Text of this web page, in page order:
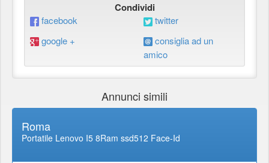
Condividi
facebook
twitter
google +
consiglia ad un
amico
Annunci simili
Roma
Portatile Lenovo I5 8Ram ssd512 Face-Id